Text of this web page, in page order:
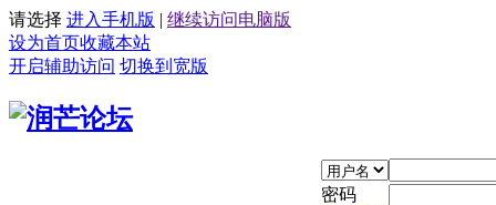
请选择 进入手机版 | 继续访问电脑版
设为首页收藏本站
开启辅助访问 切换到宽版
密码